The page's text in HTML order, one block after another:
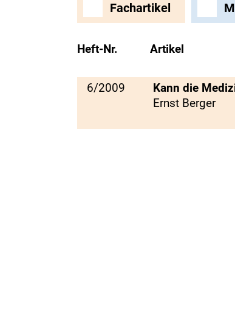
Fachartikel
Heft-Nr. Artikel
6/2009
Kann die
Ernst Berger